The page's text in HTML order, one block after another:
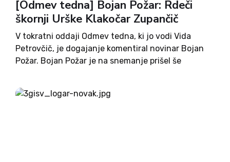
[Odmev tedna] Bojan Požar: Rdeči
škornji Urške Klakočar Zupančič
V tokratni oddaji Odmev tedna, ki jo vodi Vida
Petrovčič, je dogajanje komentiral novinar Bojan
Požar. Bojan Požar je na snemanje prišel še
zbora z morda rekordno dolgim imenom
’Preiskovalna komisija o ugotavljanju...